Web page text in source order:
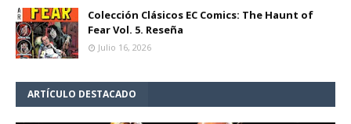
Colección Clásicos EC Comics: The Haunt of
Fear Vol. 5. Reseña
Julio 16, 2026
ARTÍCULO DESTACADO